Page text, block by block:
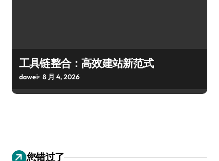
工具链整合：高效建站新范式
dawei 8 月 4, 2026
您错过了